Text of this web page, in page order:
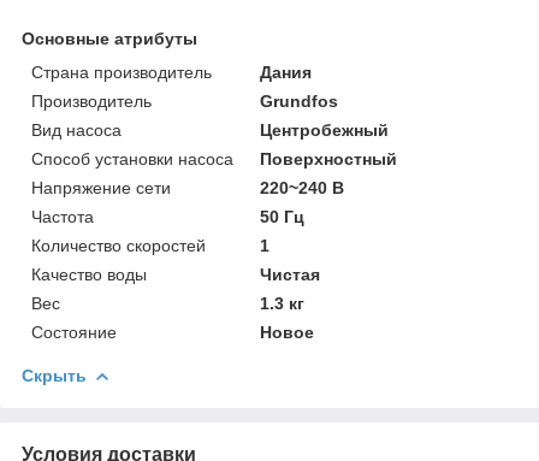
Основные атрибуты
Страна производитель
Дания
Производитель
Grundfos
Вид насоса
Центробежный
Способ установки насоса
Поверхностный
Напряжение сети
220~240 В
Частота
50 Гц
Количество скоростей
1
Качество воды
Чистая
Вес
1.3 кг
Состояние
Новое
Скрыть
Условия доставки